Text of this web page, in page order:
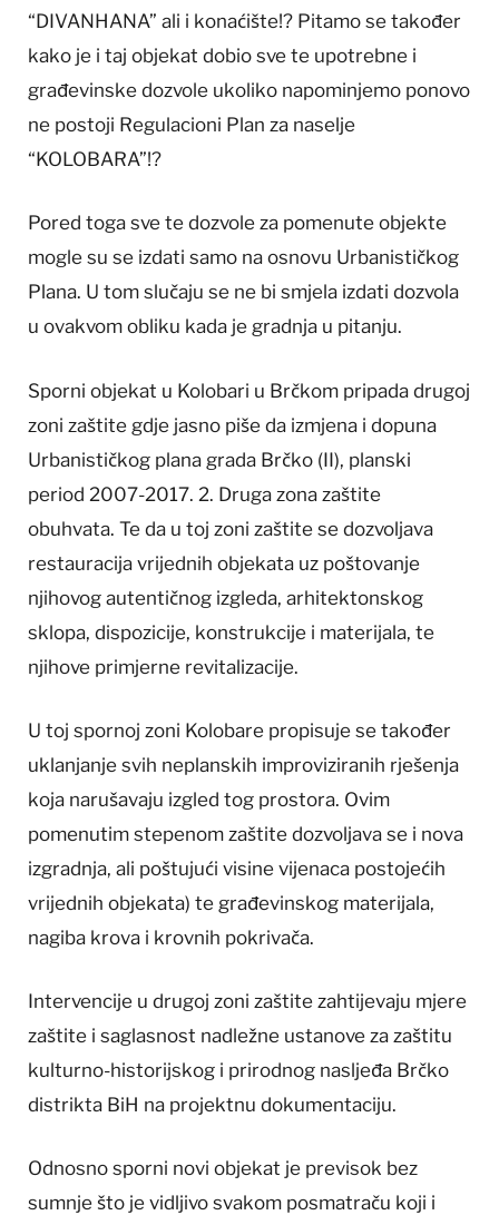
“DIVANHANA” ali i konaćište!? Pitamo se također
kako je i taj objekat dobio sve te upotrebne i
građevinske dozvole ukoliko napominjemo ponovo
ne postoji Regulacioni Plan za naselje
“KOLOBARA”!?
Pored toga sve te dozvole za pomenute objekte
mogle su se izdati samo na osnovu Urbanističkog
Plana. U tom slučaju se ne bi smjela izdati dozvola
u ovakvom obliku kada je gradnja u pitanju.
Sporni objekat u Kolobari u Brčkom pripada drugoj
zoni zaštite gdje jasno piše da izmjena i dopuna
Urbanističkog plana grada Brčko (II), planski
period 2007-2017. 2. Druga zona zaštite
obuhvata. Te da u toj zoni zaštite se dozvoljava
restauracija vrijednih objekata uz poštovanje
njihovog autentičnog izgleda, arhitektonskog
sklopa, dispozicije, konstrukcije i materijala, te
njihove primjerne revitalizacije.
U toj spornoj zoni Kolobare propisuje se također
uklanjanje svih neplanskih improviziranih rješenja
koja narušavaju izgled tog prostora. Ovim
pomenutim stepenom zaštite dozvoljava se i nova
izgradnja, ali poštujući visine vijenaca postojećih
vrijednih objekata) te građevinskog materijala,
nagiba krova i krovnih pokrivača.
Intervencije u drugoj zoni zaštite zahtijevaju mjere
zaštite i saglasnost nadležne ustanove za zaštitu
kulturno-historijskog i prirodnog nasljeđa Brčko
distrikta BiH na projektnu dokumentaciju.
Odnosno sporni novi objekat je previsok bez
sumnje što je vidljivo svakom posmatraču koji i